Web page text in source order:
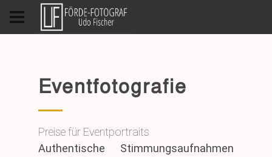
Eventfotografie
Preise für Eventportraits
Authentische Stimmungsaufnahmen